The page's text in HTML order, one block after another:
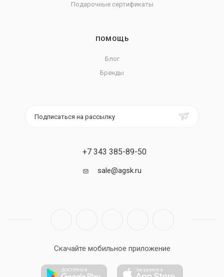
Подарочные сертификаты
ПОМОЩЬ
Блог
Бренды
Подписаться на рассылку
+7 343 385-89-50
sale@agsk.ru
Скачайте мобильное приложение